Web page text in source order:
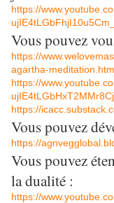
https://
Vous pouvez
https://
agartha-
https://
https://
Vous pouvez
https://
Vous pouvez
la dualité :
https://